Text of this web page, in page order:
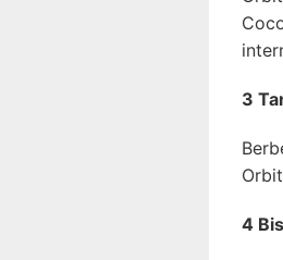
3
4